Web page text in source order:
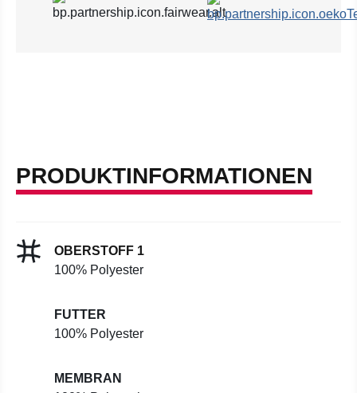
PRODUKTINFORMATIONEN
OBERSTOFF 1
100% Polyester
FUTTER
100% Polyester
MEMBRAN